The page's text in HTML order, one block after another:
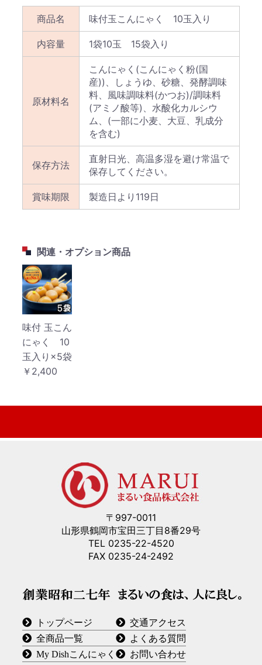
商品名 味付玉こんにゃく 10玉入り
内容量 1袋10玉 15袋入り
原材料名
こんにゃく(こんにゃく粉(国
産))、しょうゆ、砂糖、発酵調味
料、風味調味料(かつお)/調味料
(アミノ酸等)、水酸化カルシウ
ム、(一部に小麦、大豆、乳成分
を含む)
保存方法
直射日光、高温多湿を避け常温で
保存してください。
賞味期限 製造日より119日
関連・オプション商品
味付 玉こん
にゃく 10
玉入り×5袋
￥2,400
〒997-0011
山形県鶴岡市宝田三丁目8番29号
TEL 0235-22-4520
FAX 0235-24-2492
トップページ
全商品一覧
My Dishこんにゃく
交通アクセス
よくある質問
お問い合わせ